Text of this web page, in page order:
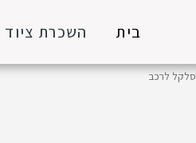
בית השכרת ציוד
סלקל לרכב